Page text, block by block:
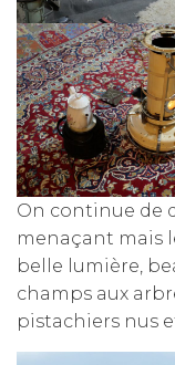
On continue de
menaçant mais
belle lumière,
champs aux
pistachiers nus